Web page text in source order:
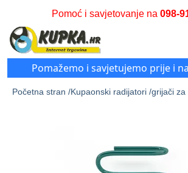
Pomoć i savjetovanje na 098-
Pomažemo i savjetujemo prije i
Početna stran /Kupaonski radijatori /grijači za